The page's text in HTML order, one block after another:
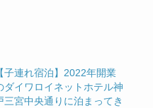
【子連れ宿泊】2022年開業
ダイワロイネットホテル神
三宮中央通りに泊まってき